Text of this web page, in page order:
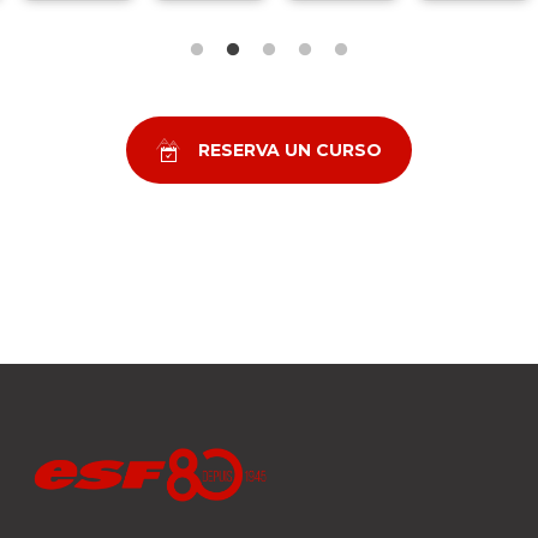
RESERVA UN CURSO